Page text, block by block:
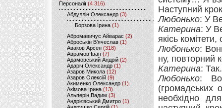
Персоналії (4 316)
Абдуллін Олександр (3)
Борзова Ірина(1)
Абромавичус Айварас (2)
Аброськін В’ячеслав(1)
Аваков Арсен (318)
Аврамов Іван (7)
Адамовський Андрій(2)
Адаріч Олександр (1)
Азаров Микола (12)
Азаров Олексій (9)
Акименко Олександр(1)
Акімова Ірина(13)
Альперін Вадим (3)
Андрієвський Дмитро(1)
Наступний
Любонько: У
Катерина: У
якісь
Любонько:
ну, повторний
Катерина: Так.
Любонько:
(громадських
необхідно